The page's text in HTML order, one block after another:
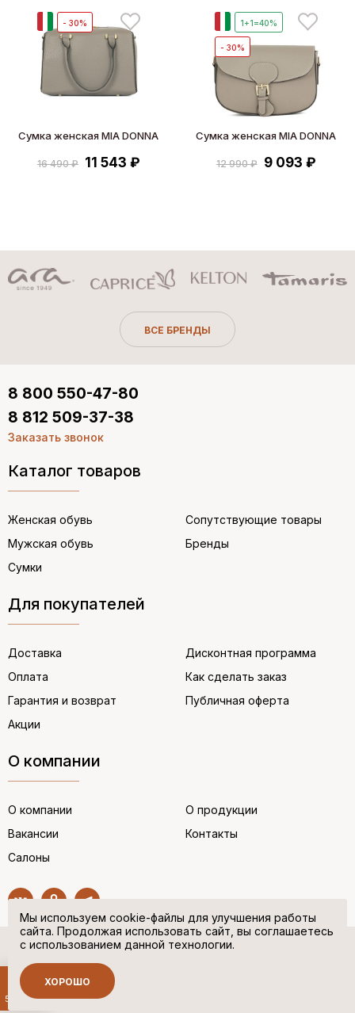
- 30%
Сумка женская MIA DONNA
16 490 ₽ 11 543 ₽
1+1=40%
- 30%
Сумка женская MIA DONNA
12 990 ₽ 9 093 ₽
ВСЕ БРЕНДЫ
Каталог товаров
Женская обувь
Мужская обувь
Сумки
Сопутствующие товары
Бренды
Для покупателей
Доставка
Оплата
Гарантия и возврат
Акции
Дисконтная программа
Как сделать заказ
Публичная оферта
О компании
О компании
Вакансии
Салоны
О продукции
Контакты
8 800 550-47-80
8 812 509-37-38
Заказать звонок
© “НЕМЕЦКАЯ ОБУВЬ” 2017. Все права защищены.
Политика в отношении персональных данных
Сделано в
Мы используем cookie-файлы для улучшения работы
сайта. Продолжая использовать сайт, вы соглашаетесь
с использованием данной технологии.
ХОРОШО
500 руб.